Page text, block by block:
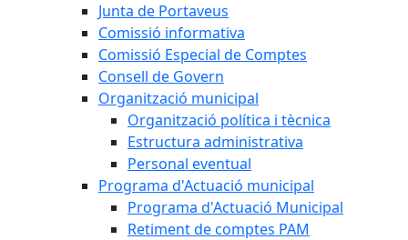
Junta de Portaveus
Comissió informativa
Comissió Especial de Comptes
Consell de Govern
Organització municipal
Organització política i tècnica
Estructura administrativa
Personal eventual
Programa d'Actuació municipal
Programa d'Actuació Municipal
Retiment de comptes PAM